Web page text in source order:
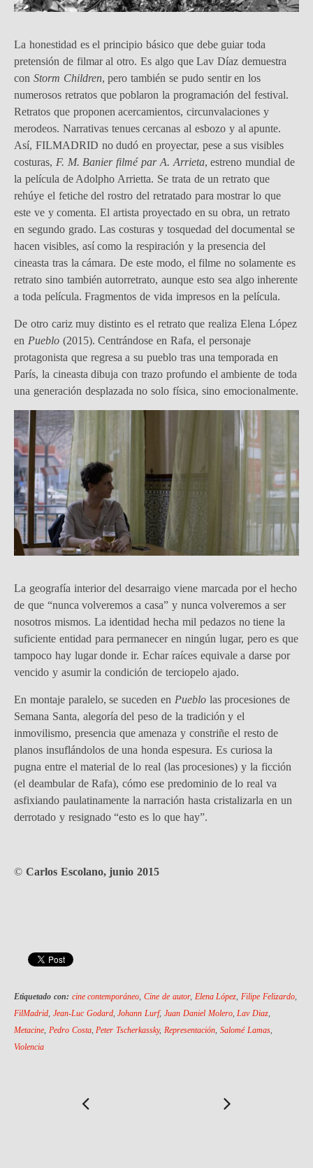
La honestidad es el principio básico que debe guiar toda
pretensión de filmar al otro. Es algo que Lav Díaz demuestra
con Storm Children, pero también se pudo sentir en los
numerosos retratos que poblaron la programación del festival.
Retratos que proponen acercamientos, circunvalaciones y
merodeos. Narrativas tenues cercanas al esbozo y al apunte.
Así, FILMADRID no dudó en proyectar, pese a sus visibles
costuras, F. M. Banier filmé par A. Arrieta, estreno mundial de
la película de Adolpho Arrietta. Se trata de un retrato que
rehúye el fetiche del rostro del retratado para mostrar lo que
este ve y comenta. El artista proyectado en su obra, un retrato
en segundo grado. Las costuras y tosquedad del documental se
hacen visibles, así como la respiración y la presencia del
cineasta tras la cámara. De este modo, el filme no solamente es
retrato sino también autorretrato, aunque esto sea algo inherente
a toda película. Fragmentos de vida impresos en la película.
De otro cariz muy distinto es el retrato que realiza Elena López
en Pueblo(2015). Centrándose en Rafa, el personaje
protagonista que regresa a su pueblo tras una temporada en
París, la cineasta dibuja con trazo profundo el ambiente de toda
una generación desplazada no solo física, sino emocionalmente.
La geografía interior del desarraigo viene marcada por el hecho
de que “nunca volveremos a casa” y nunca volveremos a ser
nosotros mismos. La identidad hecha mil pedazos no tiene la
suficiente entidad para permanecer en ningún lugar, pero es que
tampoco hay lugar donde ir. Echar raíces equivale a darse por
vencido y asumir la condición de terciopelo ajado.
En montaje paralelo, se suceden en Pueblo las procesiones de
Semana Santa, alegoría del peso de la tradición y el
inmovilismo, presencia que amenaza y constriñe el resto de
planos insuflándolos de una honda espesura. Es curiosa la
pugna entre el material de lo real (las procesiones) y la ficción
(el deambular de Rafa), cómo ese predominio de lo real va
asfixiando paulatinamente la narración hasta cristalizarla en un
derrotado y resignado “esto es lo que hay”.
© Carlos Escolano, junio 2015
Etiquetado con: cine contemporáneo,Cine de autor, Elena López,Filipe Felizardo,
FilMadrid, Jean-Luc Godard,Johann Lurf,Juan Daniel Molero,Lav Diaz,
Metacine, Pedro Costa,Peter Tscherkassky,Representación, Salomé Lamas,
Violencia